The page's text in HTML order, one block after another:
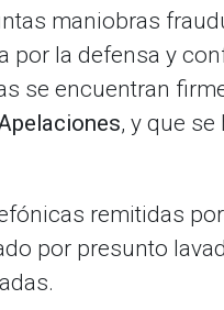
maniobras
por la defensa y
se encuentran
, y que
remitidas
por presunto